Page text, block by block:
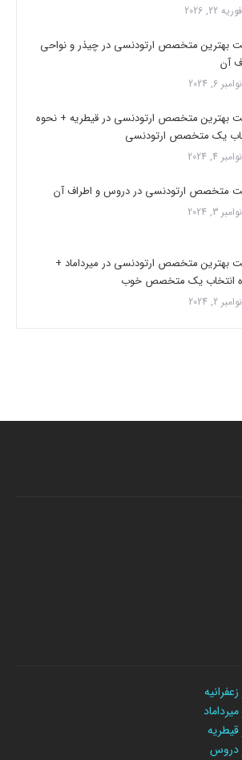
فوریه 22, 2026
بهترین متخصص ارتودنسی در چیذر و نواحی
آن
نوامبر 6, 2024
بهترین متخصص ارتودنسی در قیطریه + نحوه
یک متخصص ارتودنسی
نوامبر 4, 2024
متخصص ارتودنسی در دروس و اطراف آن
نوامبر 3, 2024
بهترین متخصص ارتودنسی در میرداماد +
انتخاب یک متخصص خوب
نوامبر 2, 2024
دروس